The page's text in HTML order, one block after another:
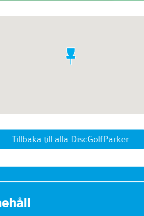
Tillbaka till alla DiscGolfParker